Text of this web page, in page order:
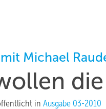
Michael
in Ausgabe 03-2010